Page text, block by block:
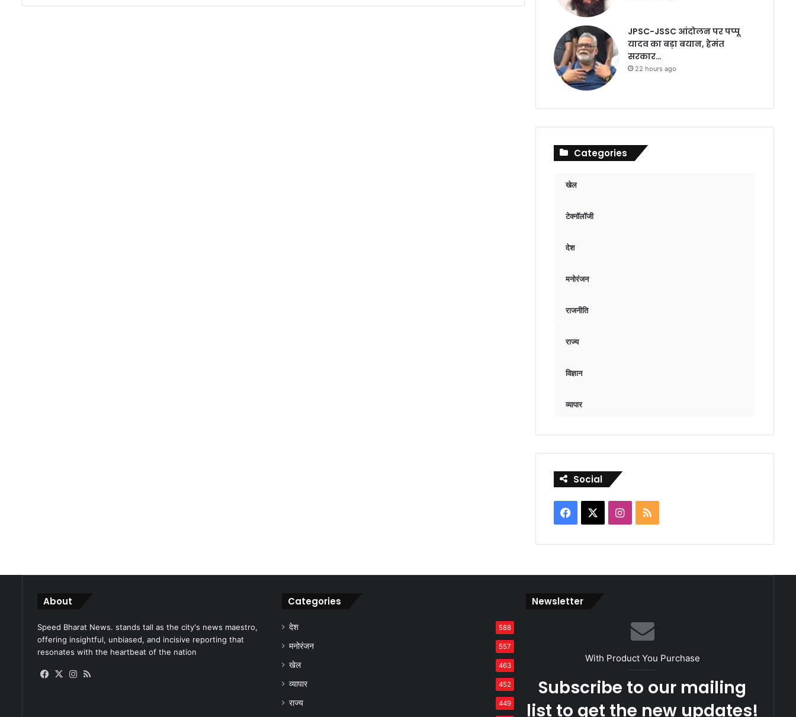
JPSC-JSSC आंदोलन पर पप्पू
यादव का बड़ा बयान, हेमंत
सरकार…
22 hours ago
Categories
खेल
टेक्नॉलॉजी
देश
मनोरंजन
राजनीति
राज्य
विज्ञान
व्यापार
Social
Facebook Instagram
RSS
About
Speed Bharat News. stands tall as the city's news maestro,
offering insightful, unbiased, and incisive reporting that
resonates with the heartbeat of the nation
Facebook
X Instagram
Categories
देश 588
मनोरंजन 557
खेल 463
व्यापार 452
राज्य 449
Newsletter
With Product You Purchase
Subscribe to our mailing
list to get the new updates!